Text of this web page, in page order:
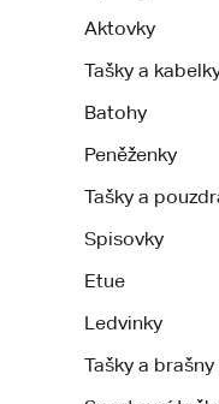
Aktovky
Tašky a
Batohy
Peněženky
Tašky a
Spisovky
Etue
Ledvinky
Tašky a